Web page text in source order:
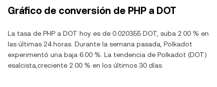
Gráfico de conversión de PHP a DOT
La tasa de PHP a DOT hoy es de 0.020355 DOT, suba 2.00 % en
las últimas 24 horas. Durante la semana pasada, Polkadot
experimentó una baja 6.00 %. La tendencia de Polkadot (DOT)
esalcista,creciente 2.00 % en los últimos 30 días.